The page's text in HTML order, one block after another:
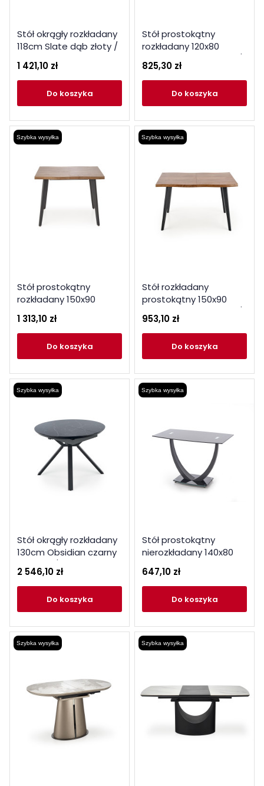
Stół okrągły rozkładany
118cm Slate dąb złoty /
1 421,10 zł
do koszyka
Stół prostokątny
rozkładany 120x80
czarne nogi
825,30 zł
do koszyka
Szybka wysyłka
Stół prostokątny
rozkładany 150x90
/ czarne nogi
1 313,10 zł
do koszyka
Szybka wysyłka
Stół rozkładany
prostokątny 150x90
czarne nogi
953,10 zł
do koszyka
Szybka wysyłka
Stół okrągły rozkładany
130cm Obsidian czarny
2 546,10 zł
do koszyka
Szybka wysyłka
Stół prostokątny
nierozkładany 140x80
647,10 zł
do koszyka
Szybka wysyłka Szybka wysyłka